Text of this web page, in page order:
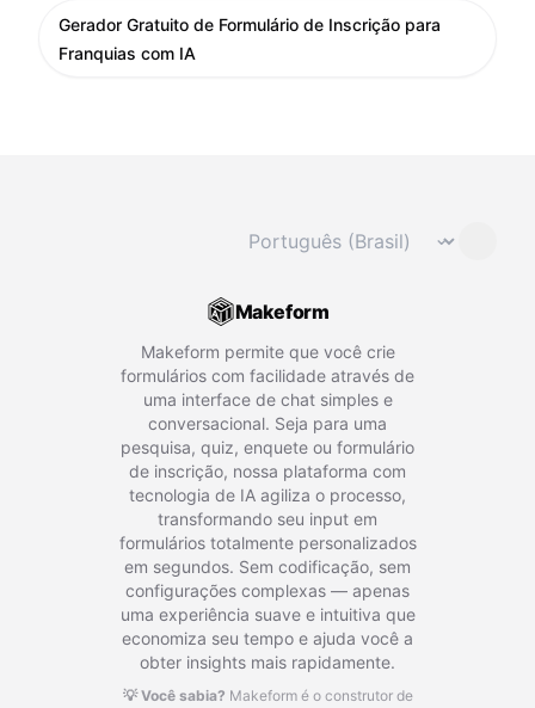
Gerador Gratuito de Formulário de Inscrição para
Franquias com IA
Mudar idioma ⌄
Makeform
Makeform permite que você crie
formulários com facilidade através de
uma interface de chat simples e
conversacional. Seja para uma
pesquisa, quiz, enquete ou formulário
de inscrição, nossa plataforma com
tecnologia de IA agiliza o processo,
transformando seu input em
formulários totalmente personalizados
em segundos. Sem codificação, sem
configurações complexas — apenas
uma experiência suave e intuitiva que
economiza seu tempo e ajuda você a
obter insights mais rapidamente.
💡 Você sabia? Makeform é o construtor de